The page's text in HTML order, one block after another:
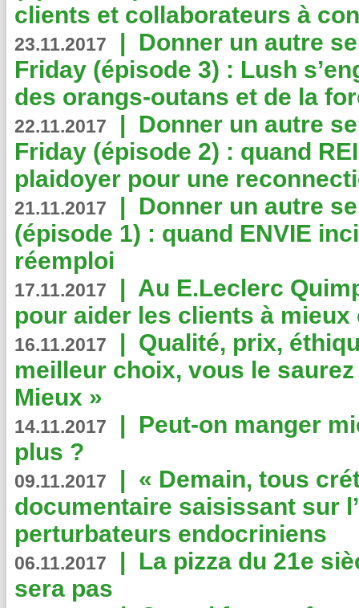
clients et collaborateurs à
23.11.2017 | Donner un autre
Friday (épisode 3) : Lush
des orangs-outans et de la
22.11.2017 | Donner un autre
Friday (épisode 2) : quand
plaidoyer pour une
21.11.2017 | Donner un autre
(épisode 1) : quand ENVIE
réemploi
17.11.2017 | Au E.Leclerc
pour aider les clients à
16.11.2017 | Qualité, prix,
meilleur choix, vous le
Mieux »
14.11.2017 | Peut-on manger
plus ?
09.11.2017 | « Demain, tous
documentaire saisissant sur
perturbateurs endocriniens
06.11.2017 | La pizza du 21e
sera pas